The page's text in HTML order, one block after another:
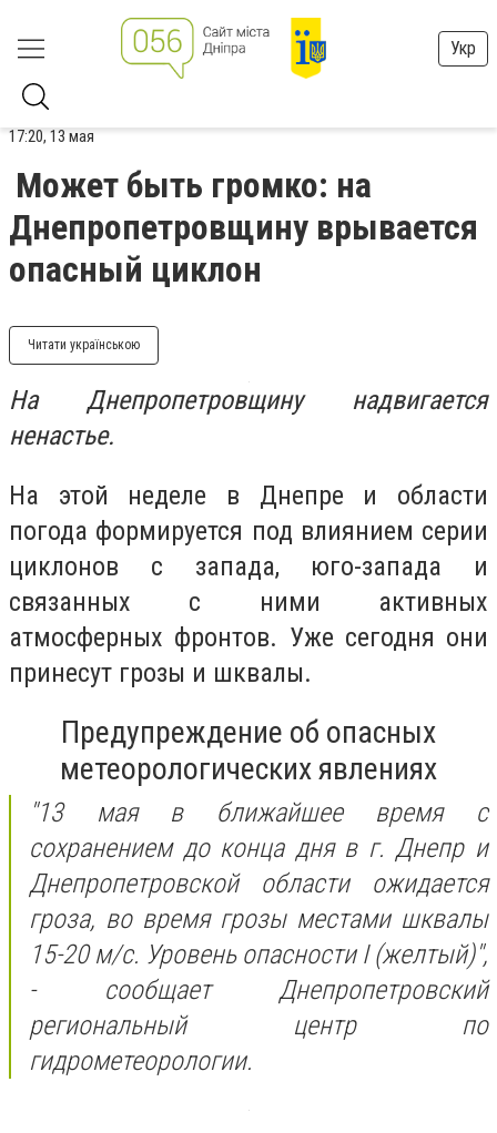
Укр
17:20, 13 мая
Может быть громко: на
Днепропетровщину врывается
опасный циклон
Читати українською
На Днепропетровщину надвигается
ненастье.
На этой неделе в Днепре и области
погода формируется под влиянием серии
циклонов с запада, юго-запада и
связанных с ними активных
атмосферных фронтов. Уже сегодня они
принесут грозы и шквалы.
Предупреждение об опасных
метеорологических явлениях
"13 мая в ближайшее время с
сохранением до конца дня в г. Днепр и
Днепропетровской области ожидается
гроза, во время грозы местами шквалы
15-20 м/с. Уровень опасности I (желтый)",
- сообщает Днепропетровский
региональный центр по
гидрометеорологии.